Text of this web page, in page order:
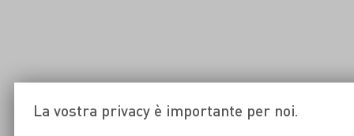
La vostra privacy è importante per noi.